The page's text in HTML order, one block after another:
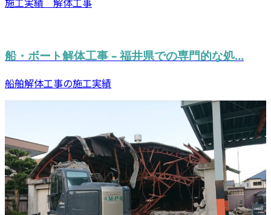
船・ボート解体工事 – 福井県での専門的な処...
船舶解体工事の施工実績